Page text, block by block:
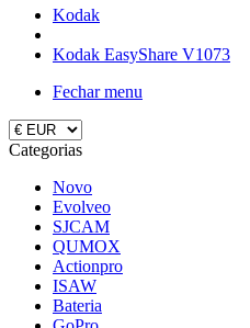
Kodak
Kodak EasyShare V1073
Fechar menu
Categorias
Novo
Evolveo
SJCAM
QUMOX
Actionpro
ISAW
Bateria